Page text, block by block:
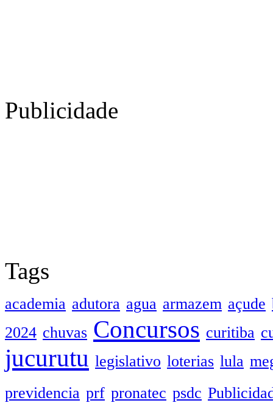
Publicidade
Tags
academia adutora agua armazem açude
2024 chuvas Concursos curitiba
jucurutu legislativo loterias lula
previdencia prf pronatec psdc